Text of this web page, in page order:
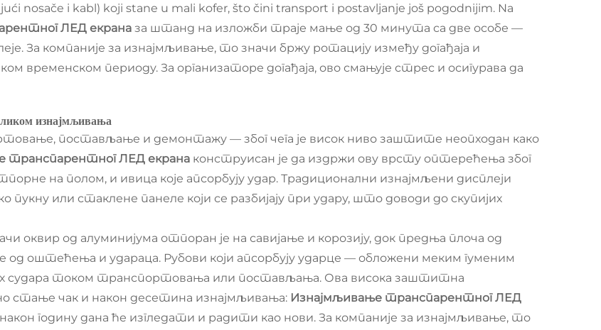
nosače i kabl) koji stane u mali kofer, što čini transport i postavljanje još pogodnijim. Na
ЛЕД екрана за штанд на изложби траје мање од 30 минута са две особе —
За компаније за изнајмљивање, то значи бржу ротацију између догађаја и
временском периоду. За организаторе догађаја, ово смањује стрес и осигурава да
изнајмљивања
постављање и демонтажу — због чега је висок ниво заштите неопходан како
транспарентног ЛЕД екрана конструисан је да издржи ову врсту оптерећења због
на полом, и ивица које апсорбују удар. Традиционални изнајмљени дисплеји
пукну или стаклене панеле који се разбијају при удару, што доводи до скупијих
оквир од алуминијума отпоран је на савијање и корозију, док предња плоча од
оштећења и удараца. Рубови који апсорбују ударце — обложени меким гуменим
судара током транспортовања или постављања. Ова висока заштитна
стање чак и након десетина изнајмљивања: Изнајмљивање транспарентног ЛЕД
годину дана ће изгледати и радити као нови. За компаније за изнајмљивање, то